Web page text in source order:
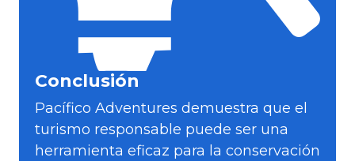
Conclusión
Pacífico Adventures demuestra que el
turismo responsable puede ser una
herramienta eficaz para la conservación